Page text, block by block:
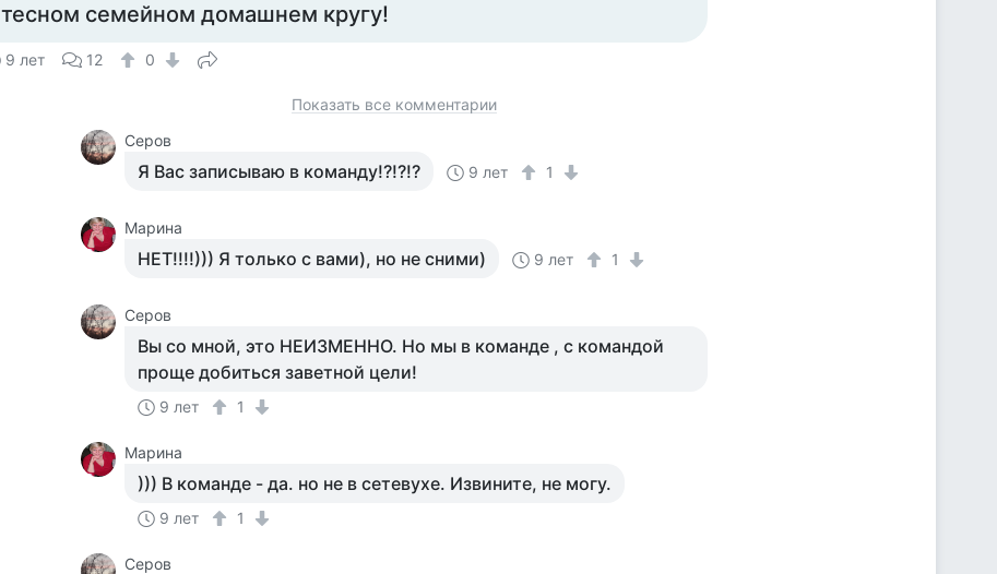
тесном семейном домашнем кругу!
9 лет 12 0
Показать все комментарии
Серов
Я Вас записываю в команду!?!?!? 9 лет 1
Марина
НЕТ!!!!))) Я только с вами), но не сними) 9 лет 1
Серов
Вы со мной, это НЕИЗМЕННО. Но мы в команде , с командой
проще добиться заветной цели!
9 лет 1
Марина
))) В команде - да. но не в сетевухе. Извините, не могу.
9 лет 1
Серов